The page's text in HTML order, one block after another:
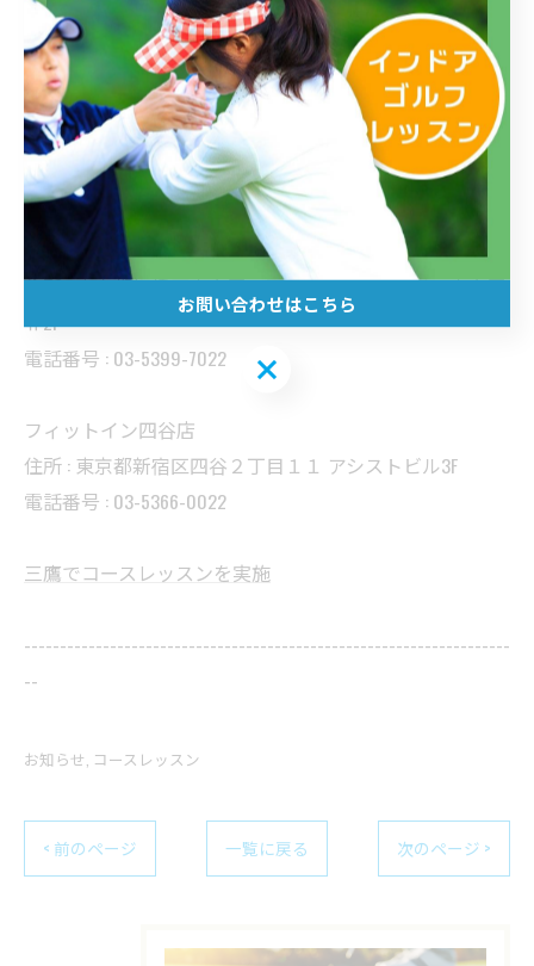
フィットイン三鷹店
住所 : 東京都武蔵野市中町１丁目６−５ ＹＮビルみたか７
F
電話番号 : 0422-37-2322
フィットイン高島平店
住所 : 東京都板橋区高島平８丁目１０−７ ソレイユ高島平
Ⅱ2F
電話番号 : 03-5399-7022
フィットイン四谷店
住所 : 東京都新宿区四谷２丁目１１ アシストビル3F
電話番号 : 03-5366-0022
三鷹でコースレッスンを実施
--------------------------------------------------------------------
--
お知らせ コースレッスン
< 前のページ 一覧に戻る 次のページ >
お問い合わせはこちら
お問い合わせはこちら